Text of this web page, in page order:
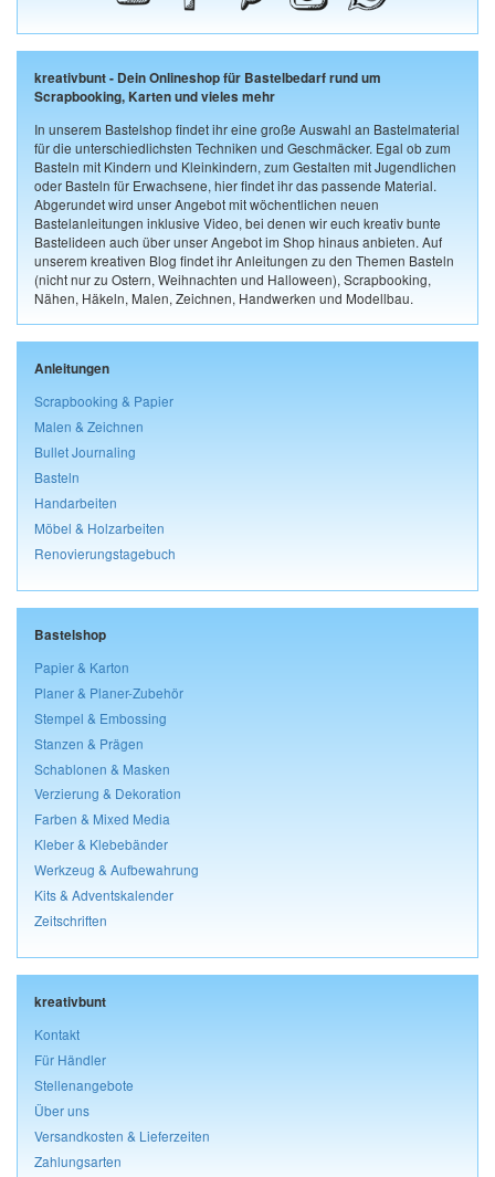
kreativbunt - Dein Onlineshop für Bastelbedarf rund um
Scrapbooking, Karten und vieles mehr
In unserem Bastelshop findet ihr eine große Auswahl an Bastelmaterial
für die unterschiedlichsten Techniken und Geschmäcker. Egal ob zum
Basteln mit Kindern und Kleinkindern, zum Gestalten mit Jugendlichen
oder Basteln für Erwachsene, hier findet ihr das passende Material.
Abgerundet wird unser Angebot mit wöchentlichen neuen
Bastelanleitungen inklusive Video, bei denen wir euch kreativ bunte
Bastelideen auch über unser Angebot im Shop hinaus anbieten. Auf
unserem kreativen Blog findet ihr Anleitungen zu den Themen Basteln
(nicht nur zu Ostern, Weihnachten und Halloween), Scrapbooking,
Nähen, Häkeln, Malen, Zeichnen, Handwerken und Modellbau.
Anleitungen
Scrapbooking & Papier
Malen & Zeichnen
Bullet Journaling
Basteln
Handarbeiten
Möbel & Holzarbeiten
Renovierungstagebuch
Bastelshop
Papier & Karton
Planer & Planer-Zubehör
Stempel & Embossing
Stanzen & Prägen
Schablonen & Masken
Verzierung & Dekoration
Farben & Mixed Media
Kleber & Klebebänder
Werkzeug & Aufbewahrung
Kits & Adventskalender
Zeitschriften
kreativbunt
Kontakt
Für Händler
Stellenangebote
Über uns
Versandkosten & Lieferzeiten
Zahlungsarten